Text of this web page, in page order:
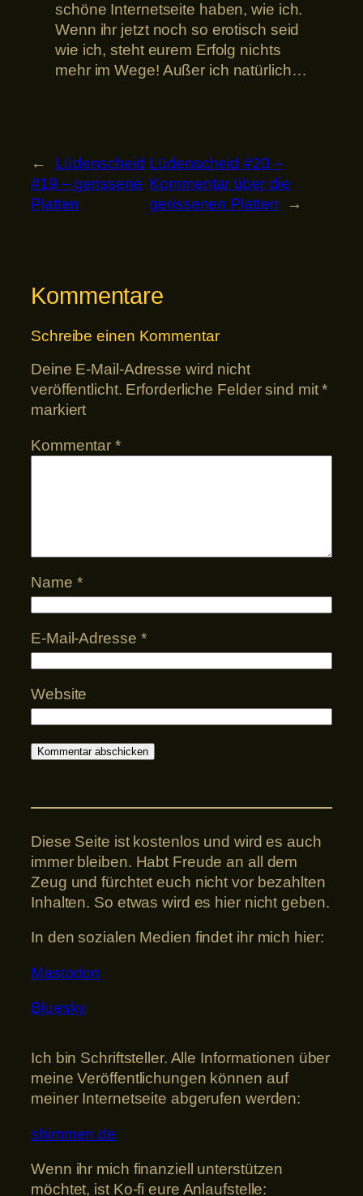
schöne Internetseite haben, wie ich.
Wenn ihr jetzt noch so erotisch seid
wie ich, steht eurem Erfolg nichts
mehr im Wege! Außer ich natürlich…
←
Lüdenscheid
#19 – gerissene
Platten
Lüdenscheid #20 –
Kommentar über die
gerissenen Platten
→
Kommentare
Schreibe einen Kommentar
Deine E-Mail-Adresse wird nicht
veröffentlicht. Erforderliche Felder sind mit*
markiert
Kommentar*
Name *
E-Mail-Adresse *
Website
Diese Seite ist kostenlos und wird es auch
immer bleiben. Habt Freude an all dem
Zeug und fürchtet euch nicht vor bezahlten
Inhalten. So etwas wird es hier nicht geben.
In den sozialen Medien findet ihr mich hier:
Mastodon
Bluesky
Ich bin Schriftsteller. Alle Informationen über
meine Veröffentlichungen können auf
meiner Internetseite abgerufen werden:
shimmen.de
Wenn ihr mich finanziell unterstützen
möchtet, ist Ko-fi eure Anlaufstelle: